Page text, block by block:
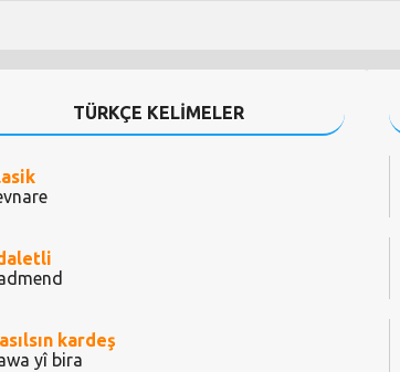
TÜRKÇE KELİMELER
kardeş
yî bira